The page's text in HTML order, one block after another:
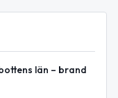
län – brand